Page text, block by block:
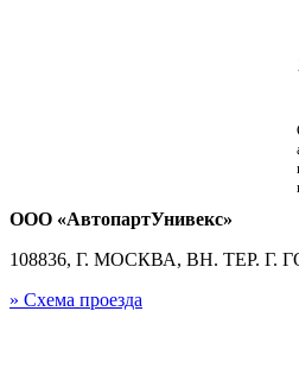
ООО «АвтопартУнивекс»
108836, Г. МОСКВА, ВН. ТЕР.
» Схема проезда